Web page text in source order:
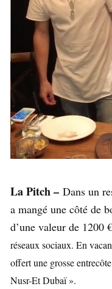
La Pitch – Dans un
a mangé une côté de
d’une valeur de 1200
réseaux sociaux. En
offert une grosse
Nusr-Et Dubaï ».